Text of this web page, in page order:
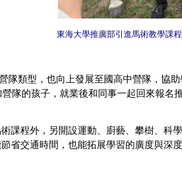
東海大學推廣部引進馬術教學課
類型，也向上發展至國高中營隊，協
隊的孩子，就業後和同事一起回來報
程外，另開設運動、廚藝、攀樹、科
省交通時間，也能拓展學習的廣度與深